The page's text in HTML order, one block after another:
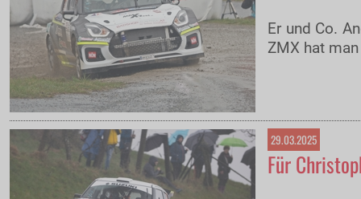
Er und Co.
ZMX hat
29.03.2025
Für